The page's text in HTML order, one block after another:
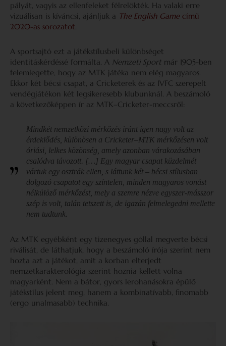
pályát, vagyis az ellenfeleket félrelökték. Ha valaki erre
vizuálisan is kíváncsi, ajánljuk a The English Gamecímű
2020-as sorozatot.
A sportsajtó ezt a játékstílusbeli különbséget
identitáskérdéssé formálta. A Nemzeti Sport már 1905-ben
felemlegette, hogy az MTK játéka nem elég magyaros.
Ekkor két bécsi csapat, a Cricketerek és az IVFC szerepelt
vendégjátékon két legsikeresebb klubunknál. A beszámoló
a következőképpen ír az MTK–Cricketer-meccsről:
Mindkét nemzetközi mérkőzés iránt igen nagy volt az
érdeklődés, különösen a Cricketer–MTK mérkőzésen volt
óriási, lelkes közönség, amely azonban várakozásában
csalódva távozott. […] Egy magyar csapat küzdelmét
vártuk egy osztrák ellen, s láttunk két – bécsi stílusban
dolgozó csapatot egy színtelen, minden magyaros vonást
nélkülöző mérkőzést, mely a szemre nézve egyszer-másszor
szép is volt, talán tetszett is, de igazán felmelegedni mellette
nem tudtunk.
Az MTK egyébként egy tizenegyes góllal megverte bécsi
riválisát, de láthatjuk, hogy a beszámoló írója szerint nem
hozta azt a játékot, amit a korban elterjedt
nemzetkarakterológia szerint hoznia kellett volna
magyarként. Nem a bátor, gyors lerohanásokra épülő
játékstílus jelent meg, hanem a kombinatívabb, finomabb
(ergo unalmasabb) technika.